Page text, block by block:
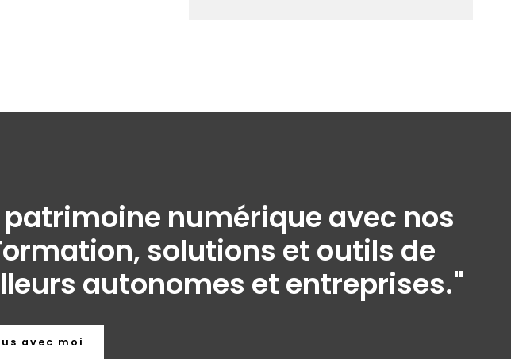
numérique avec nos
solutions et outils de
autonomes et entreprises."
avec moi